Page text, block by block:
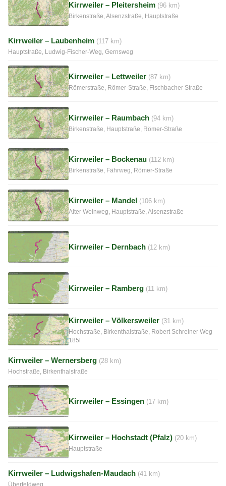
Kirrweiler – Pleitersheim (96 km)
Birkenstraße, Alsenzstraße, Hauptstraße
Kirrweiler – Laubenheim (117 km)
Hauptstraße, Ludwig-Fischer-Weg, Gernsweg
Kirrweiler – Lettweiler (87 km)
Römerstraße, Römer-Straße, Fischbacher Straße
Kirrweiler – Raumbach (94 km)
Birkenstraße, Hauptstraße, Römer-Straße
Kirrweiler – Bockenau (112 km)
Birkenstraße, Fährweg, Römer-Straße
Kirrweiler – Mandel (106 km)
Alter Weinweg, Hauptstraße, Alsenzstraße
Kirrweiler – Dernbach (12 km)
Kirrweiler – Ramberg (11 km)
Kirrweiler – Völkersweiler (31 km)
Hochstraße, Birkenthalstraße, Robert Schreiner Weg
185l
Kirrweiler – Wernersberg (28 km)
Hochstraße, Birkenthalstraße
Kirrweiler – Essingen (17 km)
Kirrweiler – Hochstadt (Pfalz) (20 km)
Hauptstraße
Kirrweiler – Ludwigshafen-Maudach (41 km)
Überfeldweg